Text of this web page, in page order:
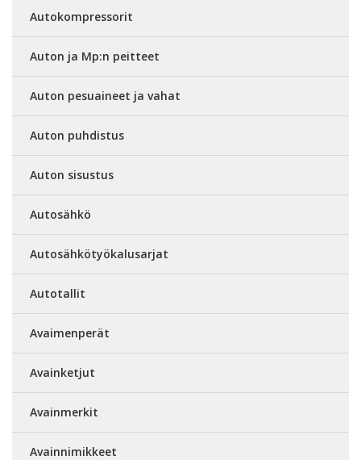
Autokompressorit
Auton ja Mp:n peitteet
Auton pesuaineet ja vahat
Auton puhdistus
Auton sisustus
Autosähkö
Autosähkötyökalusarjat
Autotallit
Avaimenperät
Avainketjut
Avainmerkit
Avainnimikkeet